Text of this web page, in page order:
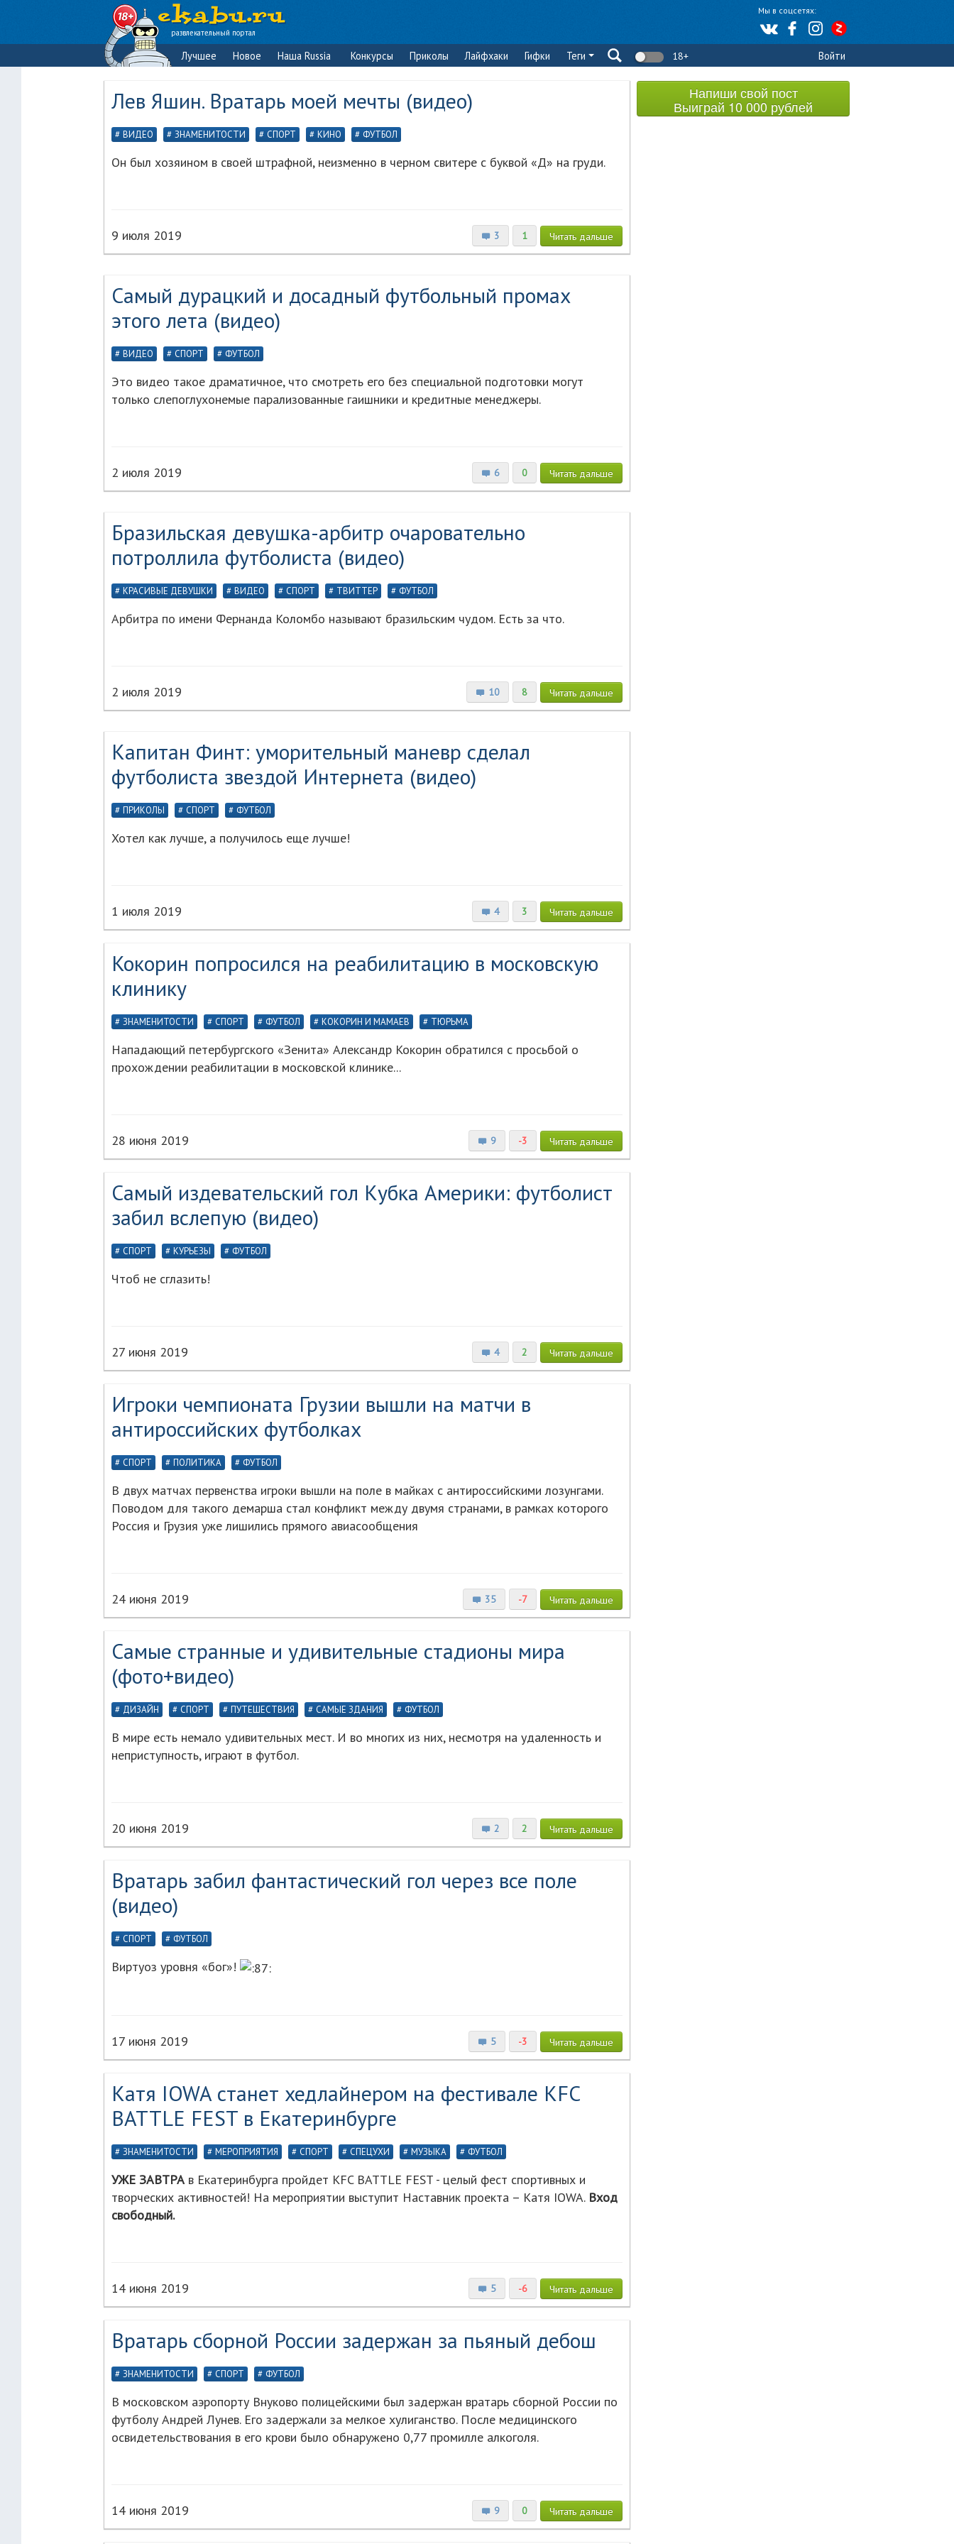
Мы в соцсетях:
развлекательный портал
Лучшее Новое Наша Russia Конкурсы Приколы Лайфхаки Гифки Теги 18+ Войти
Лев Яшин. Вратарь моей мечты (видео)
ВИДЕО ЗНАМЕНИТОСТИ СПОРТ КИНО ФУТБОЛ
Он был хозяином в своей штрафной, неизменно в черном свитере с буквой «Д» на груди.
3 1 Читать дальше
9 июля 2019
Самый дурацкий и досадный футбольный промах
этого лета (видео)
ВИДЕО СПОРТ ФУТБОЛ
Это видео такое драматичное, что смотреть его без специальной подготовки могут
только слепоглухонемые парализованные гаишники и кредитные менеджеры.
6 0 Читать дальше
2 июля 2019
Бразильская девушка-арбитр очаровательно
потроллила футболиста (видео)
КРАСИВЫЕ ДЕВУШКИ ВИДЕО СПОРТ ТВИТТЕР ФУТБОЛ
Арбитра по имени Фернанда Коломбо называют бразильским чудом. Есть за что.
10 8 Читать дальше
2 июля 2019
Капитан Финт: уморительный маневр сделал
футболиста звездой Интернета (видео)
ПРИКОЛЫ СПОРТ ФУТБОЛ
Хотел как лучше, а получилось еще лучше!
4 3 Читать дальше
1 июля 2019
Кокорин попросился на реабилитацию в московскую
клинику
ЗНАМЕНИТОСТИ СПОРТ ФУТБОЛ КОКОРИН И МАМАЕВ ТЮРЬМА
Нападающий петербургского «Зенита» Александр Кокорин обратился с просьбой о
прохождении реабилитации в московской клинике...
9 -3 Читать дальше
28 июня 2019
Самый издевательский гол Кубка Америки: футболист
забил вслепую (видео)
СПОРТ КУРЬЕЗЫ ФУТБОЛ
Чтоб не сглазить!
4 2 Читать дальше
27 июня 2019
Игроки чемпионата Грузии вышли на матчи в
антироссийских футболках
СПОРТ ПОЛИТИКА ФУТБОЛ
В двух матчах первенства игроки вышли на поле в майках с антироссийскими лозунгами.
Поводом для такого демарша стал конфликт между двумя странами, в рамках которого
Россия и Грузия уже лишились прямого авиасообщения
35 -7 Читать дальше
24 июня 2019
Самые странные и удивительные стадионы мира
(фото+видео)
ДИЗАЙН СПОРТ ПУТЕШЕСТВИЯ САМЫЕ ЗДАНИЯ ФУТБОЛ
В мире есть немало удивительных мест. И во многих из них, несмотря на удаленность и
неприступность, играют в футбол.
2 2 Читать дальше
20 июня 2019
Вратарь забил фантастический гол через все поле
(видео)
СПОРТ ФУТБОЛ
Виртуоз уровня «бог»!
5 -3 Читать дальше
17 июня 2019
Катя IOWA станет хедлайнером на фестивале KFC
BATTLE FEST в Екатеринбурге
ЗНАМЕНИТОСТИ МЕРОПРИЯТИЯ СПОРТ СПЕЦУХИ МУЗЫКА ФУТБОЛ
УЖЕ ЗАВТРАв Екатеринбурга пройдет KFC BATTLE FEST - целый фест спортивных и
творческих активностей! На мероприятии выступит Наставник проекта – Катя IOWA. Вход
свободный.
5 -6 Читать дальше
14 июня 2019
Вратарь сборной России задержан за пьяный дебош
ЗНАМЕНИТОСТИ СПОРТ ФУТБОЛ
В московском аэропорту Внуково полицейскими был задержан вратарь сборной России по
футболу Андрей Лунев. Его задержали за мелкое хулиганство. После медицинского
освидетельствования в его крови было обнаружено 0,77 промилле алкоголя.
9 0 Читать дальше
14 июня 2019
Напиши свой пост
Выиграй 10 000 рублей